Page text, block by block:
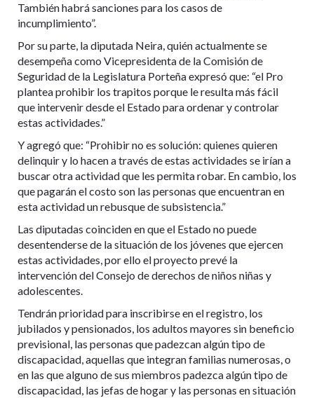
También habrá sanciones para los casos de
incumplimiento”.
Por su parte, la diputada Neira, quién actualmente se
desempeña como Vicepresidenta de la Comisión de
Seguridad de la Legislatura Porteña expresó que: “el Pro
plantea prohibir los trapitos porque le resulta más fácil
que intervenir desde el Estado para ordenar y controlar
estas actividades.”
Y agregó que: “Prohibir no es solución: quienes quieren
delinquir y lo hacen a través de estas actividades se irían a
buscar otra actividad que les permita robar. En cambio, los
que pagarán el costo son las personas que encuentran en
esta actividad un rebusque de subsistencia.”
Las diputadas coinciden en que el Estado no puede
desentenderse de la situación de los jóvenes que ejercen
estas actividades, por ello el proyecto prevé la
intervención del Consejo de derechos de niños niñas y
adolescentes.
Tendrán prioridad para inscribirse en el registro, los
jubilados y pensionados, los adultos mayores sin beneficio
previsional, las personas que padezcan algún tipo de
discapacidad, aquellas que integran familias numerosas, o
en las que alguno de sus miembros padezca algún tipo de
discapacidad, las jefas de hogar y las personas en situación